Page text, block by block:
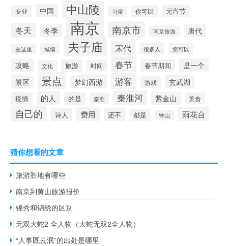
专业 中国 中山陵 习俗 你可以 元宵节
冬天 冬季 南京 南京市 南京旅游 唐代
在这里 城墙 夫子庙 宋代 很多人 您可以
攻略 文化 旅游 时间 春节 春节期间
是一个
景区
景点 梦幻西游 游客 游戏 玄武湖
疫情 的人 的是 秦淮 秦淮河 紫金山 美食
自己的 诗人 费用 还不 都是 钟山 雨花台
猜你想看的文章
旅游胜地有哪些
南京到黄山旅游报价
锦秀和锦绣的区别
无双大蛇2 全人物（大蛇无双2全人物）
“人事既云泯”的出处是哪里